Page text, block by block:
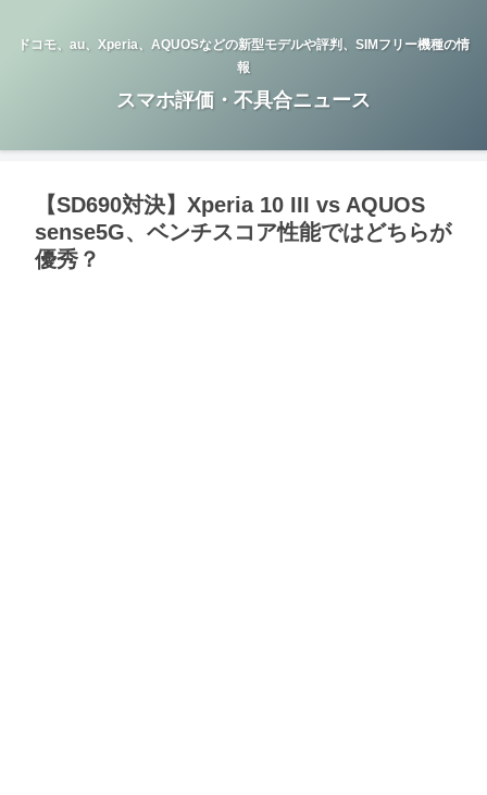
ドコモ、au、Xperia、AQUOSなどの新型モデルや評判、SIMフリー機種の情
報
スマホ評価・不具合ニュース
【SD690対決】Xperia 10 III vs AQUOS
sense5G、ベンチスコア性能ではどちらが
優秀？